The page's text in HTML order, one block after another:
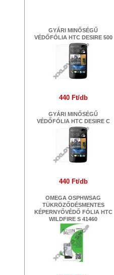
GYÁRI MINŐSÉGŰ
VÉDŐFÓLIA HTC DESIRE 500
440 Ft/db
GYÁRI MINŐSÉGŰ
VÉDŐFÓLIA HTC DESIRE C
440 Ft/db
OMEGA OSPHWSAG
TÜKRÖZŐDÉSMENTES
KÉPERNYŐVÉDŐ FÓLIA HTC
WILDFIRE S 41460